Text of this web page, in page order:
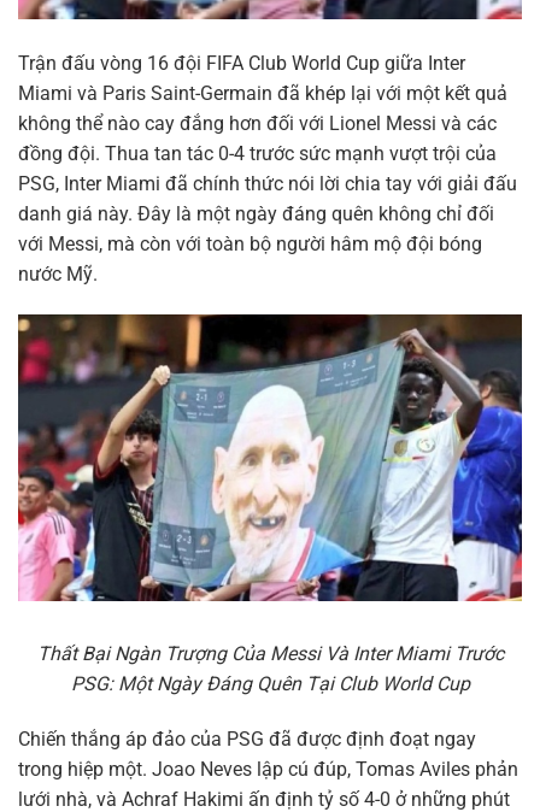
Trận đấu vòng 16 đội FIFA Club World Cup giữa Inter
Miami và Paris Saint-Germain đã khép lại với một kết quả
không thể nào cay đắng hơn đối với Lionel Messi và các
đồng đội. Thua tan tác 0-4 trước sức mạnh vượt trội của
PSG, Inter Miami đã chính thức nói lời chia tay với giải đấu
danh giá này. Đây là một ngày đáng quên không chỉ đối
với Messi, mà còn với toàn bộ người hâm mộ đội bóng
nước Mỹ.
Thất Bại Ngàn Trượng Của Messi Và Inter Miami Trước
PSG: Một Ngày Đáng Quên Tại Club World Cup
Chiến thắng áp đảo của PSG đã được định đoạt ngay
trong hiệp một. Joao Neves lập cú đúp, Tomas Aviles phản
lưới nhà, và Achraf Hakimi ấn định tỷ số 4-0 ở những phút